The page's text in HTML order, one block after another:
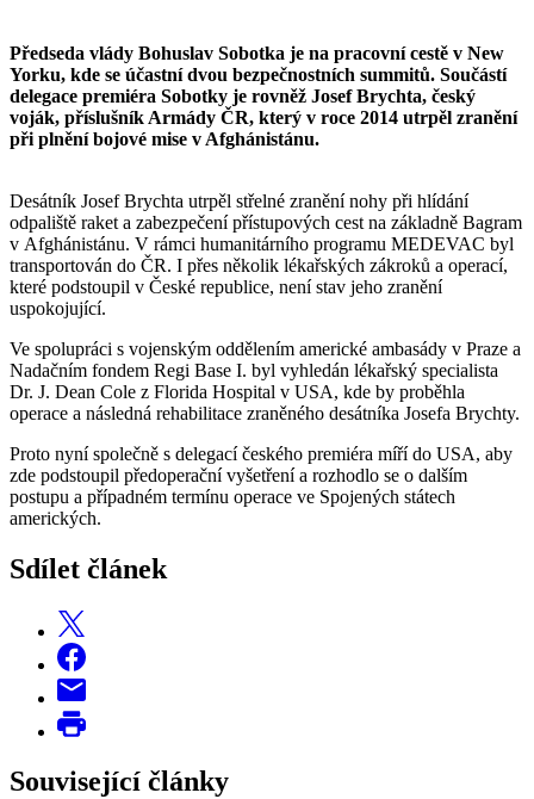
Předseda vlády Bohuslav Sobotka je na pracovní cestě v New
Yorku, kde se účastní dvou bezpečnostních summitů. Součástí
delegace premiéra Sobotky je rovněž Josef Brychta, český
voják, příslušník Armády ČR, který v roce 2014 utrpěl zranění
při plnění bojové mise v Afghánistánu.
Desátník Josef Brychta utrpěl střelné zranění nohy při hlídání
odpaliště raket a zabezpečení přístupových cest na základně Bagram
v Afghánistánu. V rámci humanitárního programu MEDEVAC byl
transportován do ČR. I přes několik lékařských zákroků a operací,
které podstoupil v České republice, není stav jeho zranění
uspokojující.
Ve spolupráci s vojenským oddělením americké ambasády v Praze a
Nadačním fondem Regi Base I. byl vyhledán lékařský specialista
Dr. J. Dean Cole z Florida Hospital v USA, kde by proběhla
operace a následná rehabilitace zraněného desátníka Josefa Brychty.
Proto nyní společně s delegací českého premiéra míří do USA, aby
zde podstoupil předoperační vyšetření a rozhodlo se o dalším
postupu a případném termínu operace ve Spojených státech
amerických.
Sdílet článek
Související články